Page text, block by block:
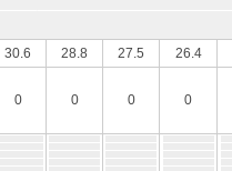
30.6 28.8 27.5 26.4
0 0 0 0